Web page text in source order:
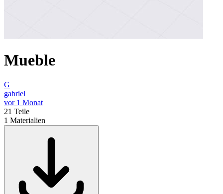
Mueble
G
gabriel
vor 1 Monat
21 Teile
1 Materialien